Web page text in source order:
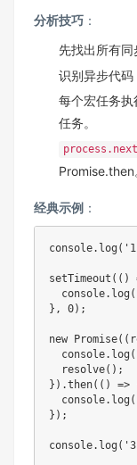
分析技巧 ：
先找出所有同
识别异步代码
每个宏任务
任务。
Promise.then
经典示例 ：
console. log (
setTimeout ( ( )
  console
. log (
} , 0) ;
new Promise( (
  console
. log (
resolve( ) ;
} ) .then( ( ) =>
  console
. log (
} ) ;
console. log (